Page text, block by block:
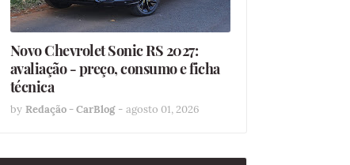
Novo Chevrolet Sonic RS 2027:
avaliação - preço, consumo e ficha
técnica
by Redação - CarBlog - agosto 01, 2026